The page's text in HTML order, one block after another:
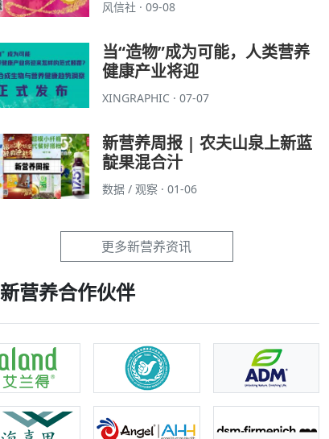
风信社 · 09-08
当“造物”成为可能，人类营养
健康产业将迎
XINGRAPHIC · 07-07
新营养周报 | 农夫山泉上新蓝
靛果混合汁
数据 / 观察 · 01-06
更多新营养资讯
新营养合作伙伴